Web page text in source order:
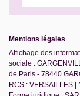
Mentions légales
Affichage des
sociale :
de Paris - 78440
RCS : VERSAILLES |